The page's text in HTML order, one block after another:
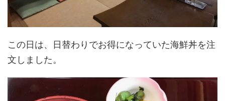
この日は、日替わりでお得になっていた海鮮丼を注
文しました。